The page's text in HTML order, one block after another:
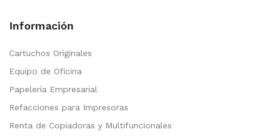
Información
Cartuchos Originales
Equipo de Oficina
Papelería Empresarial
Refacciones para Impresoras
Renta de Copiadoras y Multifuncionales